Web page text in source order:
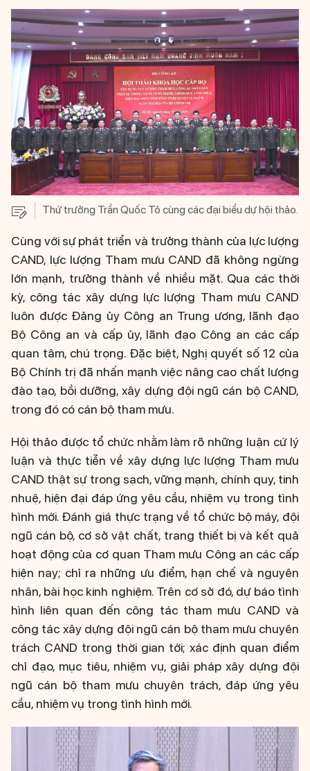
Thứ trưởng Trần Quốc Tỏ cùng các đại biểu dự hội thảo.
Cùng với sự phát triển và trưởng thành của lực lượng
CAND, lực lượng Tham mưu CAND đã không ngừng
lớn mạnh, trưởng thành về nhiều mặt. Qua các thời
kỳ, công tác xây dựng lực lượng Tham mưu CAND
luôn được Đảng ủy Công an Trung ương, lãnh đạo
Bộ Công an và cấp ủy, lãnh đạo Công an các cấp
quan tâm, chú trọng. Đặc biệt, Nghị quyết số 12 của
Bộ Chính trị đã nhấn mạnh việc nâng cao chất lượng
đào tạo, bồi dưỡng, xây dựng đội ngũ cán bộ CAND,
trong đó có cán bộ tham mưu.
Hội thảo được tổ chức nhằm làm rõ những luận cứ lý
luận và thực tiễn về xây dựng lực lượng Tham mưu
CAND thật sự trong sạch, vững mạnh, chính quy, tinh
nhuệ, hiện đại đáp ứng yêu cầu, nhiệm vụ trong tình
hình mới. Đánh giá thực trạng về tổ chức bộ máy, đội
ngũ cán bộ, cơ sở vật chất, trang thiết bị và kết quả
hoạt động của cơ quan Tham mưu Công an các cấp
hiện nay; chỉ ra những ưu điểm, hạn chế và nguyên
nhân, bài học kinh nghiệm. Trên cơ sở đó, dự báo tình
hình liên quan đến công tác tham mưu CAND và
công tác xây dựng đội ngũ cán bộ tham mưu chuyên
trách CAND trong thời gian tới; xác định quan điểm
chỉ đạo, mục tiêu, nhiệm vụ, giải pháp xây dựng đội
ngũ cán bộ tham mưu chuyên trách, đáp ứng yêu
cầu, nhiệm vụ trong tình hình mới.